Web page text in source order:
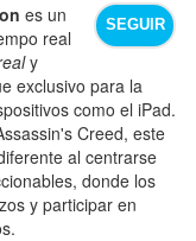
SEGUIR
es un
real
y
exclusivo para la
como el iPad.
Creed, este
al centrarse
donde los
y participar en